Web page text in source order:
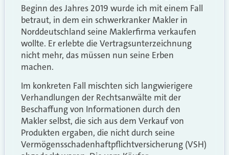
Beginn des Jahres 2019 wurde ich mit einem Fall
betraut, in dem ein schwerkranker Makler in
Norddeutschland seine Maklerfirma verkaufen
wollte. Er erlebte die Vertragsunterzeichnung
nicht mehr, das müssen nun seine Erben
machen.
Im konkreten Fall mischten sich langwierigere
Verhandlungen der Rechtsanwälte mit der
Beschaffung von Informationen durch den
Makler selbst, die sich aus dem Verkauf von
Produkten ergaben, die nicht durch seine
Vermögensschadenhaftpflichtversicherung (VSH)